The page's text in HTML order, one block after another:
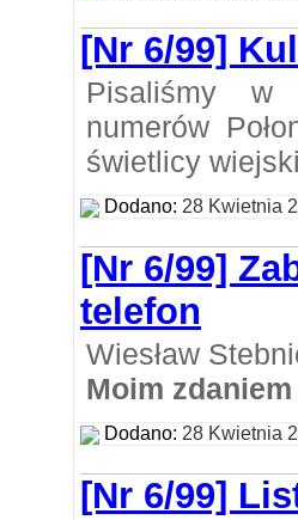
[Nr 6/99]
Pisaliśmy w
numerów
świetlicy
Dodano: 28 Kwietnia
[Nr 6/99]
telefon
Wiesław
Moim zdaniem
Dodano: 28 Kwietnia
[Nr 6/99]